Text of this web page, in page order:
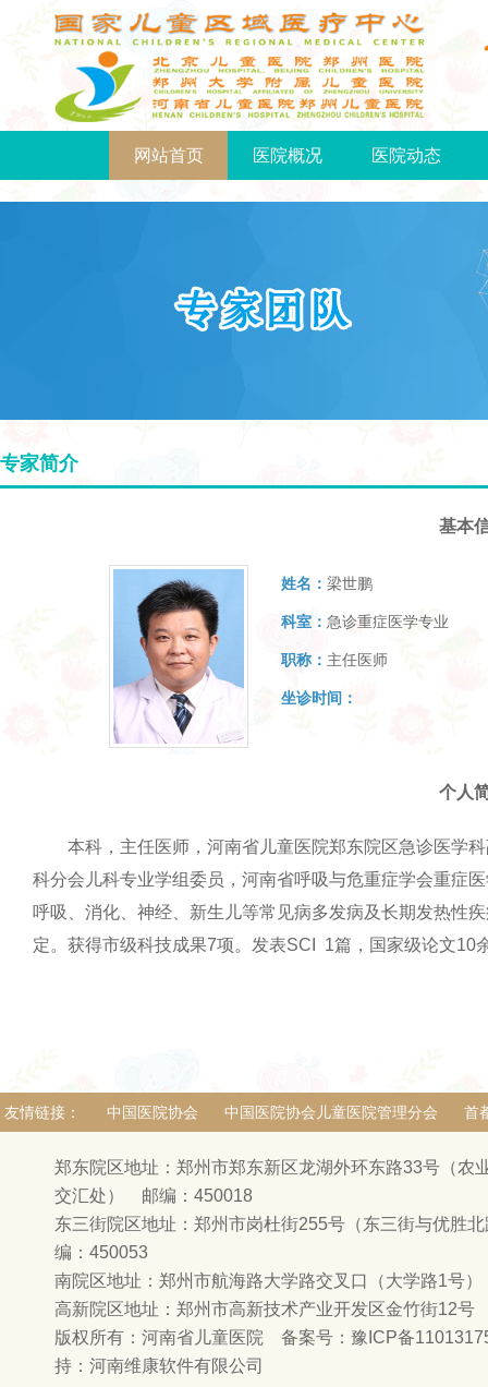
网站首页 医院概况 医院动态
专家简介
基本
姓名： 梁世鹏
科室： 急诊重症医学专业
职称： 主任医师
坐诊时间：
个人
本科，主任医师，河南省儿童医院郑东院区急诊医学
科分会儿科专业学组委员，河南省呼吸与危重症学会重症
呼吸、消化、神经、新生儿等常见病多发病及长期发热性
定。获得市级科技成果7项。发表SCI 1篇，国家级论文10
友情链接： 中国医院协会 中国医院协会儿童医院管理分会 首
郑东院区地址：郑州市郑东新区龙湖外环东路33号（农
交汇处） 邮编：450018
东三街院区地址：郑州市岗杜街255号（东三街与优胜
编：450053
南院区地址：郑州市航海路大学路交叉口（大学路1号
高新院区地址：郑州市高新技术产业开发区金竹街12号
版权所有：河南省儿童医院 备案号： 豫ICP备
持： 河南维康软件有限公司